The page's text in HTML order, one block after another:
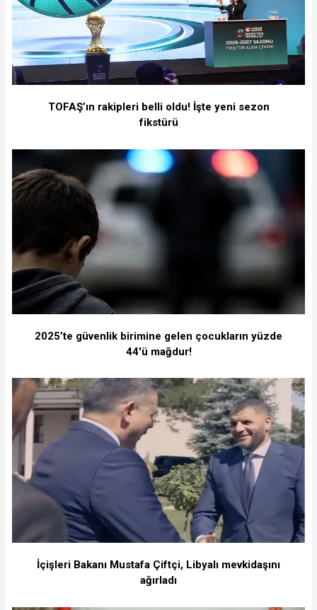
TOFAŞ’ın rakipleri belli oldu! İşte yeni sezon
fikstürü
2025’te güvenlik birimine gelen çocukların yüzde
44'ü mağdur!
İçişleri Bakanı Mustafa Çiftçi, Libyalı mevkidaşını
ağırladı